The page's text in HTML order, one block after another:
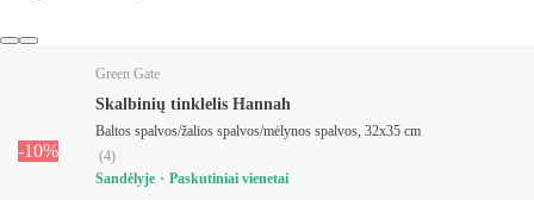
-10%
Green Gate
Skalbinių tinklelis Hannah
Baltos spalvos/žalios spalvos/mėlynos spalvos, 32x35 cm
(4)
Sandėlyje
Paskutiniai vienetai